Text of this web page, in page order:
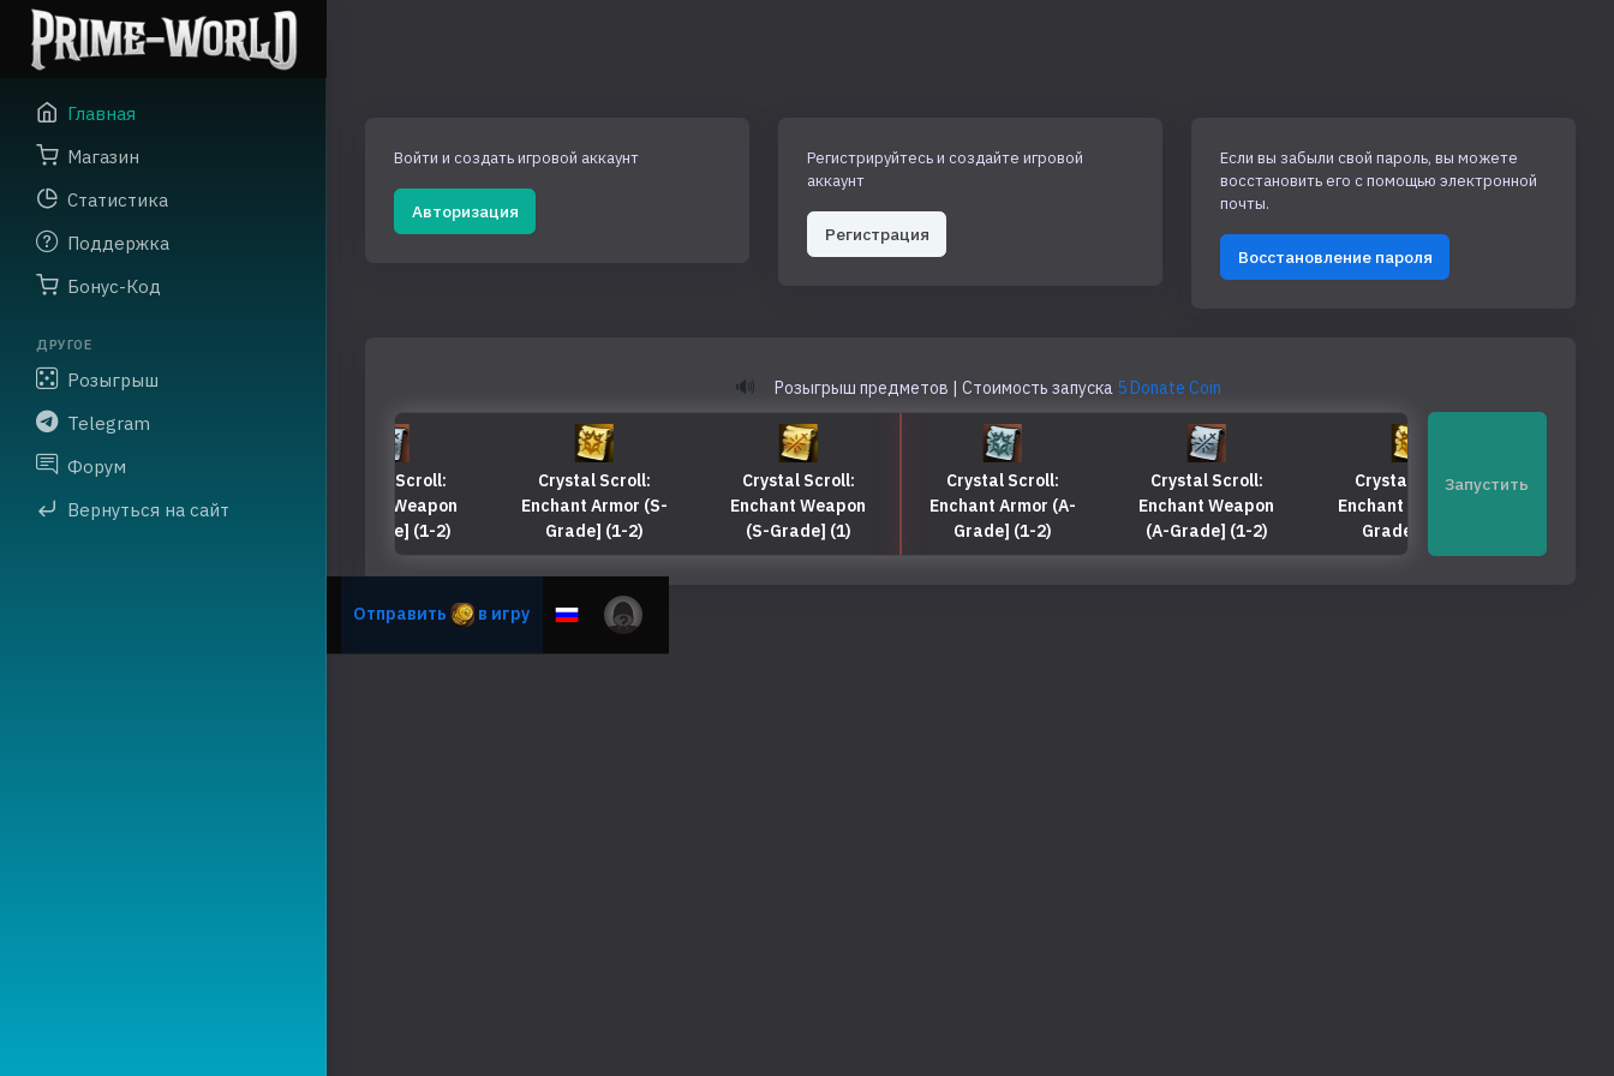
Отправить в игру
Главная
Магазин
Статистика
Поддержка
Бонус-Код
ДРУГОЕ
Розыгрыш
Telegram
Форум
Вернуться на сайт
Войти и создать игровой аккаунт
Авторизация
Регистрируйтесь и создайте игровой
аккаунт
Регистрация
Если вы забыли свой пароль, вы можете
восстановить его с помощью электронной
почты.
Восстановление пароля
🔊 Розыгрыш предметов | Стоимость запуска 5 Donate Coin
Crystal Scroll:
Enchant Armor (A-
Crystal Scroll:
Enchant Weapon
(A-Grade] (1-2)
Crystal Scroll:
Enchant Armor (S-
Grade] (1-2)
Crystal Scroll:
Enchant Weapon
(S-Grade] (1)
Crystal Scroll:
Enchant Armor (A-
Grade] (1-2)
Crystal Scroll:
Enchant Weapon
(A-Grade] (1-2)
Crystal Scroll:
Enchant Armor (S-
Grade] (1-2)
Запустить